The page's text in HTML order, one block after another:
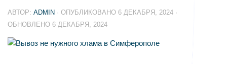
АВТОР: ADMIN · ОПУБЛИКОВАНО 6 ДЕКАБРЯ, 2024 ·
ОБНОВЛЕНО 6 ДЕКАБРЯ, 2024